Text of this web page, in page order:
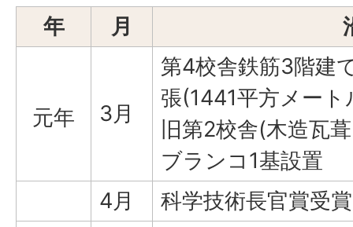
年
月
元年 3月
第4校舎鉄筋3階建
張(1441平方メー
旧第2校舎(木造瓦
ブランコ1基設置
4月
科学技術長官賞受賞